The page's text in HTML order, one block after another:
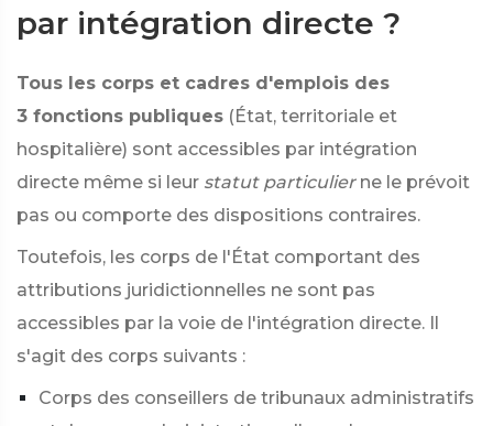
par intégration directe ?
Tous les corps et cadres d'emplois des
3 fonctions publiques (État, territoriale et
hospitalière) sont accessibles par intégration
directe même si leur statut particulier ne le prévoit
pas ou comporte des dispositions contraires.
Toutefois, les corps de l'État comportant des
attributions juridictionnelles ne sont pas
accessibles par la voie de l'intégration directe. Il
s'agit des corps suivants :
Corps des conseillers de tribunaux administratifs